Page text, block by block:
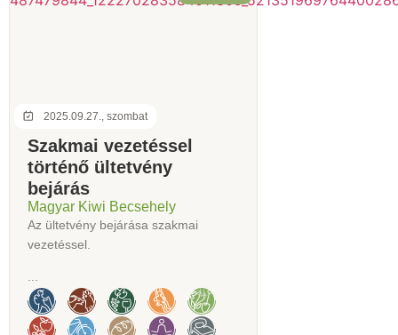
2025.09.27., szombat
Szakmai vezetéssel
történő ültetvény
bejárás
Magyar Kiwi Becsehely
Az ültetvény bejárása szakmai
vezetéssel.